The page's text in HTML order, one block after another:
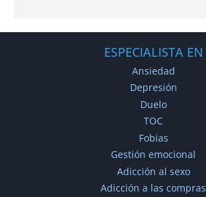
ESPECIALISTA EN
Ansiedad
Depresión
Duelo
TOC
Fobias
Gestión emocional
Adicción al sexo
Adicción a las compras